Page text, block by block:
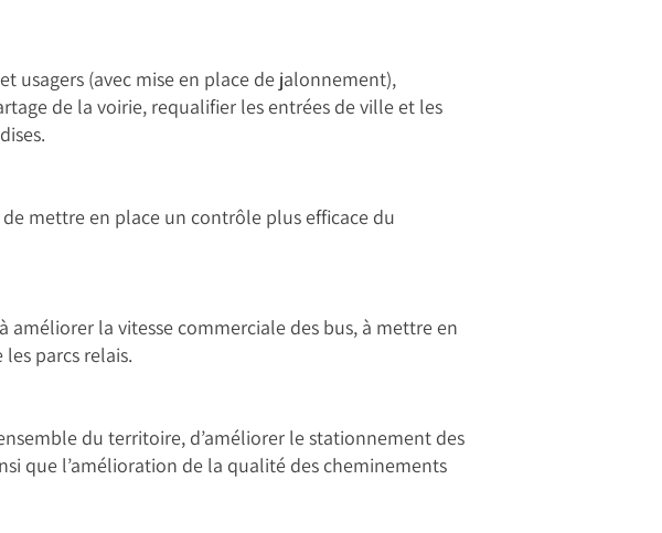
usagers (avec mise en place de jalonnement),
de la voirie, requalifier les entrées de ville et les
mettre en place un contrôle plus efficace du
améliorer la vitesse commerciale des bus, à mettre en
parcs relais.
du territoire, d’améliorer le stationnement des
que l’amélioration de la qualité des cheminements